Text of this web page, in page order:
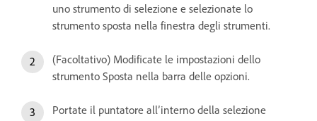
uno strumento di selezione e selezionate lo
strumento sposta nella finestra degli strumenti.
(Facoltativo) Modificate le impostazioni dello
strumento Sposta nella barra delle opzioni.
Portate il puntatore all’interno della selezione